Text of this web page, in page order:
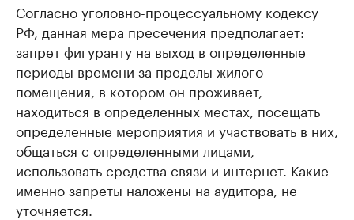
Согласно уголовно-процессуальному кодексу
РФ, данная мера пресечения предполагает:
запрет фигуранту на выход в определенные
периоды времени за пределы жилого
помещения, в котором он проживает,
находиться в определенных местах, посещать
определенные мероприятия и участвовать в них,
общаться с определенными лицами,
использовать средства связи и интернет. Какие
именно запреты наложены на аудитора, не
уточняется.